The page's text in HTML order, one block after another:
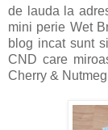
de lauda la
mini perie Wet
blog incat sunt
CND care
Cherry &